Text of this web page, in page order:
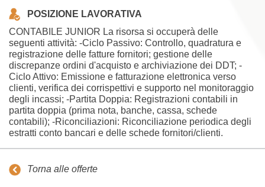
POSIZIONE LAVORATIVA
CONTABILE JUNIOR La risorsa si occuperà delle
seguenti attività: -Ciclo Passivo: Controllo, quadratura e
registrazione delle fatture fornitori; gestione delle
discrepanze ordini d'acquisto e archiviazione dei DDT; -
Ciclo Attivo: Emissione e fatturazione elettronica verso
clienti, verifica dei corrispettivi e supporto nel monitoraggio
degli incassi; -Partita Doppia: Registrazioni contabili in
partita doppia (prima nota, banche, cassa, schede
contabili); -Riconciliazioni: Riconciliazione periodica degli
estratti conto bancari e delle schede fornitori/clienti.
Torna alle offerte